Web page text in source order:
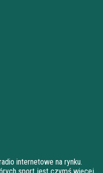
internetowe na rynku.
sport jest czymś więcej,